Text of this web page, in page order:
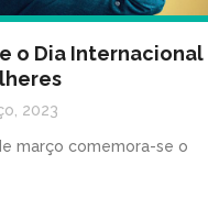
o Dia Internacional
2023
março comemora-se o